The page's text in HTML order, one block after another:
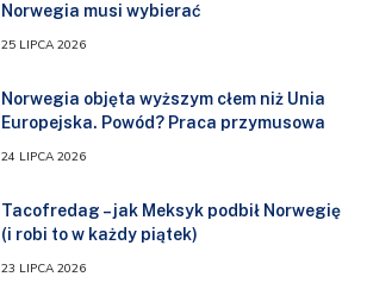
Norwegia musi wybierać
25 LIPCA 2026
Norwegia objęta wyższym cłem niż Unia
Europejska. Powód? Praca przymusowa
24 LIPCA 2026
Tacofredag – jak Meksyk podbił Norwegię
(i robi to w każdy piątek)
23 LIPCA 2026